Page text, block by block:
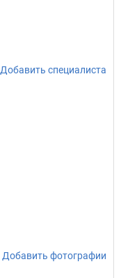
Добавить специалиста
Добавить фотографии